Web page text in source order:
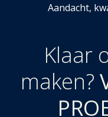
Aandacht,
Klaar
maken?